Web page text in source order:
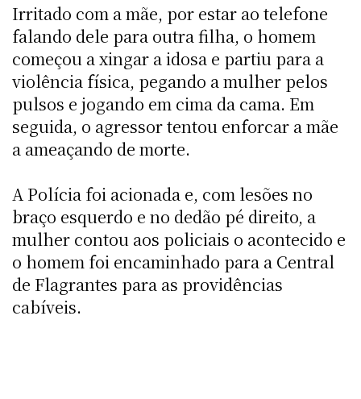
Irritado com a mãe, por estar ao telefone
falando dele para outra filha, o homem
começou a xingar a idosa e partiu para a
violência física, pegando a mulher pelos
pulsos e jogando em cima da cama. Em
seguida, o agressor tentou enforcar a mãe
a ameaçando de morte.
A Polícia foi acionada e, com lesões no
braço esquerdo e no dedão pé direito, a
mulher contou aos policiais o acontecido e
o homem foi encaminhado para a Central
de Flagrantes para as providências
cabíveis.